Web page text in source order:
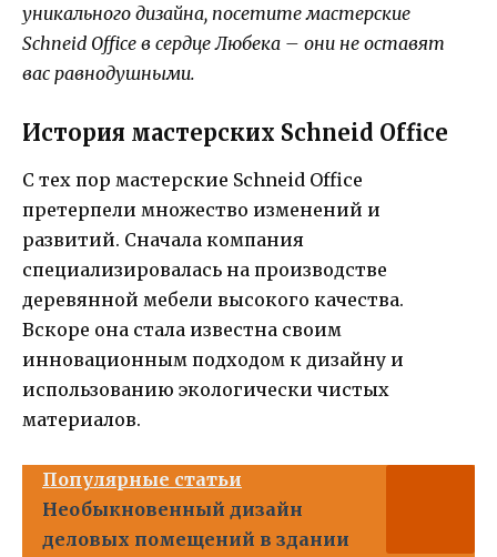
уникального дизайна, посетите мастерские
Schneid Office в сердце Любека – они не оставят
вас равнодушными.
История мастерских Schneid Office
С тех пор мастерские Schneid Office
претерпели множество изменений и
развитий. Сначала компания
специализировалась на производстве
деревянной мебели высокого качества.
Вскоре она стала известна своим
инновационным подходом к дизайну и
использованию экологически чистых
материалов.
Популярные статьи
Необыкновенный дизайн
деловых помещений в здании